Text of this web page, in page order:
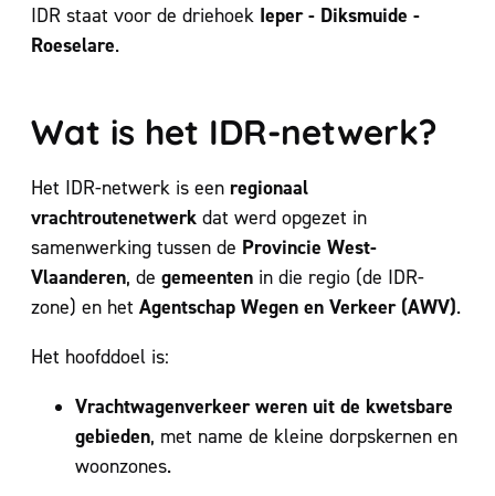
IDR staat voor de driehoek Ieper - Diksmuide -
Roeselare.
Wat is het IDR-netwerk?
Het IDR-netwerk is een regionaal
vrachtroutenetwerk dat werd opgezet in
samenwerking tussen de Provincie West-
Vlaanderen, de gemeenten in die regio (de IDR-
zone) en het Agentschap Wegen en Verkeer (AWV).
Het hoofddoel is:
Vrachtwagenverkeer weren uit de kwetsbare
gebieden, met name de kleine dorpskernen en
woonzones.